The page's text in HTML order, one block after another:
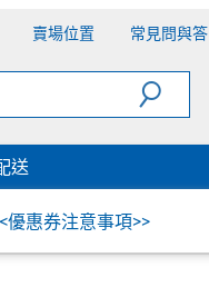
賣場位置 常見問與答
送
優惠券注意事項>>